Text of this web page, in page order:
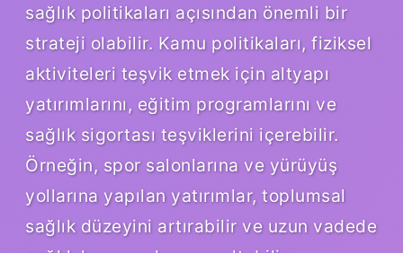
sağlık politikaları açısından önemli bir
strateji olabilir. Kamu politikaları, fiziksel
aktiviteleri teşvik etmek için altyapı
yatırımlarını, eğitim programlarını ve
sağlık sigortası teşviklerini içerebilir.
Örneğin, spor salonlarına ve yürüyüş
yollarına yapılan yatırımlar, toplumsal
sağlık düzeyini artırabilir ve uzun vadede